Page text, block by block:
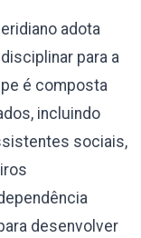
adota
para a
é composta
incluindo
sociais,
desenvolver